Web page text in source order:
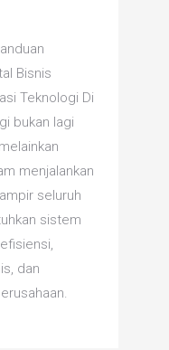
Bisnis
Teknologi Di
bukan lagi
menjalankan
seluruh
sistem
dan